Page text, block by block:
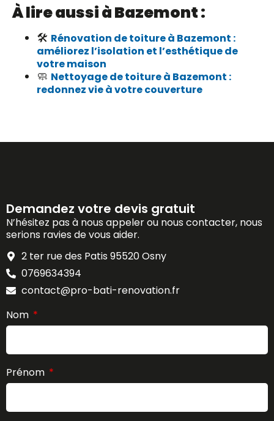
À lire aussi à Bazemont :
🛠️ Rénovation de toiture à Bazemont :
améliorez l’isolation et l’esthétique de
votre maison
🧼 Nettoyage de toiture à Bazemont :
redonnez vie à votre couverture
Demandez votre devis gratuit
N’hésitez pas à nous appeler ou nous contacter, nous
serions ravies de vous aider.
2 ter rue des Patis 95520 Osny
0769634394
contact@pro-bati-renovation.fr
Nom
Prénom